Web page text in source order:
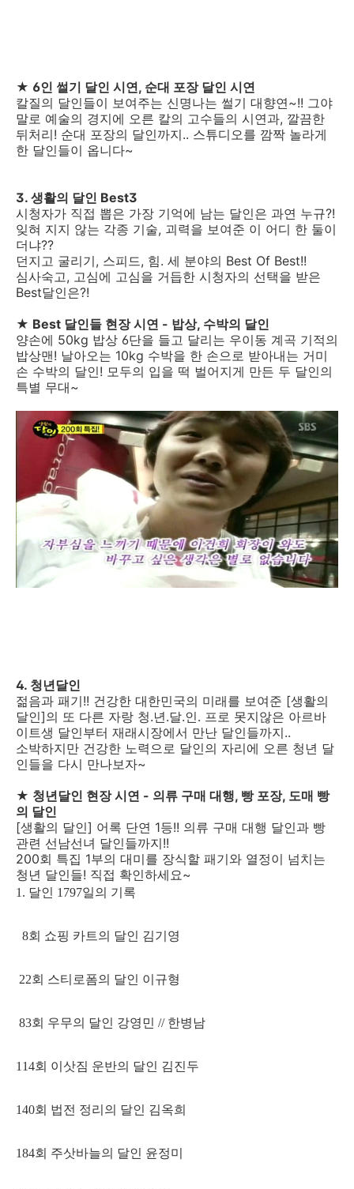
★ 6인 썰기 달인 시연, 순대 포장 달인 시연
칼질의 달인들이 보여주는 신명나는 썰기 대향연~!! 그야
말로 예술의 경지에 오른 칼의 고수들의 시연과, 깔끔한
뒤처리! 순대 포장의 달인까지.. 스튜디오를 깜짝 놀라게
한 달인들이 옵니다~
3. 생활의 달인 Best3
시청자가 직접 뽑은 가장 기억에 남는 달인은 과연 누규?!
잊혀 지지 않는 각종 기술, 괴력을 보여준 이 어디 한 둘이
더냐??
던지고 굴리기, 스피드, 힘. 세 분야의 Best Of Best!!
심사숙고, 고심에 고심을 거듭한 시청자의 선택을 받은
Best달인은?!
★ Best 달인들 현장 시연 - 밥상, 수박의 달인
양손에 50kg 밥상 6단을 들고 달리는 우이동 계곡 기적의
밥상맨! 날아오는 10kg 수박을 한 손으로 받아내는 거미
손 수박의 달인! 모두의 입을 떡 벌어지게 만든 두 달인의
특별 무대~
4. 청년달인
젊음과 패기!! 건강한 대한민국의 미래를 보여준 [생활의
달인]의 또 다른 자랑 청.년.달.인. 프로 못지않은 아르바
이트생 달인부터 재래시장에서 만난 달인들까지..
소박하지만 건강한 노력으로 달인의 자리에 오른 청년 달
인들을 다시 만나보자~
★ 청년달인 현장 시연 - 의류 구매 대행, 빵 포장, 도매 빵
의 달인
[생활의 달인] 어록 단연 1등!! 의류 구매 대행 달인과 빵
관련 선남선녀 달인들까지!!
200회 특집 1부의 대미를 장식할 패기와 열정이 넘치는
청년 달인들! 직접 확인하세요~
1. 달인 1797일의 기록
8회 쇼핑 카트의 달인 김기영
22회 스티로폼의 달인 이규형
83회 우무의 달인 강영민 // 한병남
114회 이삿짐 운반의 달인 김진두
140회 법전 정리의 달인 김옥희
184회 주삿바늘의 달인 윤정미